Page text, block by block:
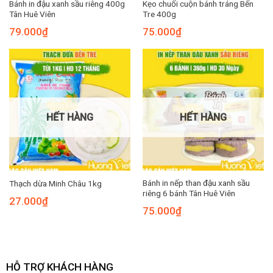
Bánh in đậu xanh sầu riêng 400g
Tân Huê Viên
79.000₫
Kẹo chuối cuộn bánh tráng Bến
Tre 400g
75.000₫
HẾT HÀNG
Thạch dừa Minh Châu 1kg
27.000₫
HẾT HÀNG
Bánh in nếp than đậu xanh sầu
riêng 6 bánh Tân Huê Viên
75.000₫
HỖ TRỢ KHÁCH HÀNG